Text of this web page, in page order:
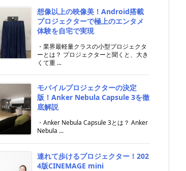
想像以上の映像美！Android搭載
プロジェクターで極上のエンタメ
体験を自宅で実現
・業界最軽量クラスの小型プロジェクタ
ーとは？ プロジェクターと聞くと、大き
くて重 ...
モバイルプロジェクターの決定
版！Anker Nebula Capsule 3を徹
底解説
・Anker Nebula Capsule 3とは？ Anker
Nebula ...
連れて歩けるプロジェクター！202
4版CINEMAGE mini